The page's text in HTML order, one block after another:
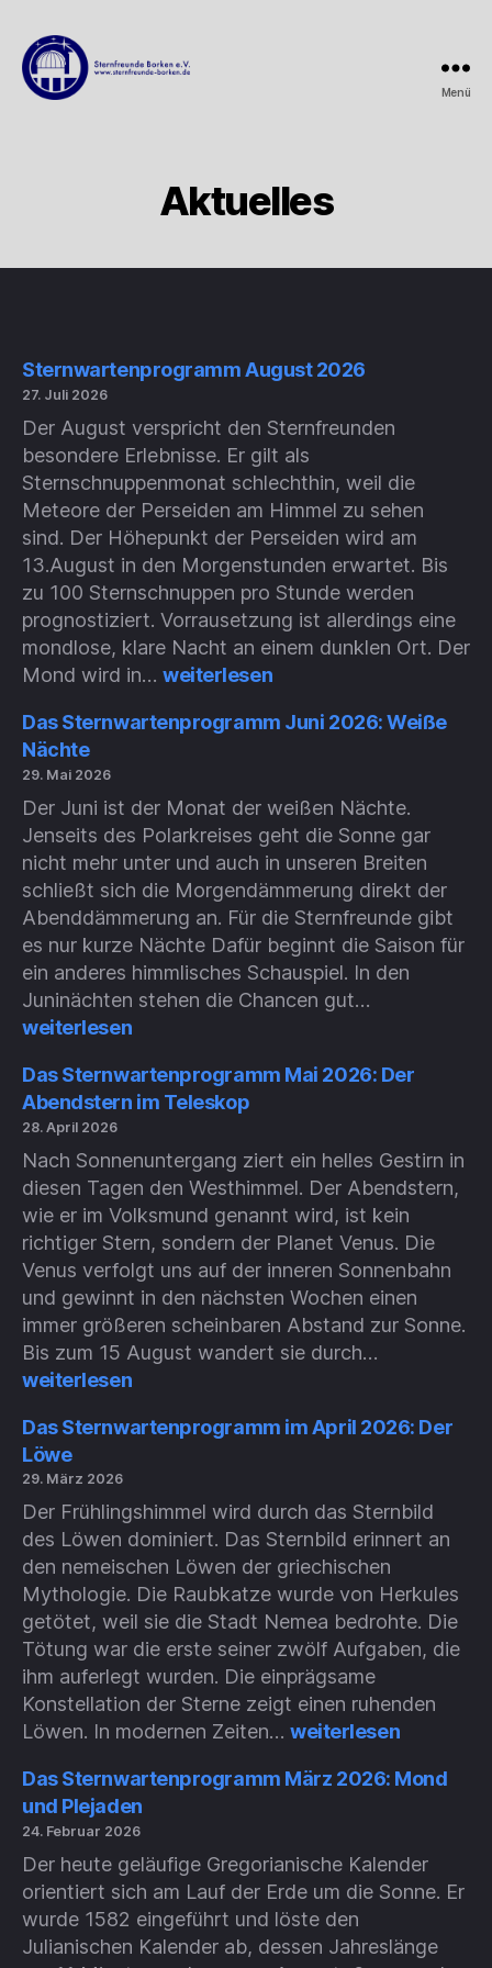
Menü
Aktuelles
Sternwartenprogramm August 2026
27. Juli 2026
Der August verspricht den Sternfreunden
besondere Erlebnisse. Er gilt als
Sternschnuppenmonat schlechthin, weil die
Meteore der Perseiden am Himmel zu sehen
sind. Der Höhepunkt der Perseiden wird am
13.August in den Morgenstunden erwartet. Bis
zu 100 Sternschnuppen pro Stunde werden
prognostiziert. Vorrausetzung ist allerdings eine
mondlose, klare Nacht an einem dunklen Ort. Der
Mond wird in… Sternwartenprogramm
2026
weiterlesen
Das Sternwartenprogramm Juni 2026: Weiße
Nächte
29. Mai 2026
Der Juni ist der Monat der weißen Nächte.
Jenseits des Polarkreises geht die Sonne gar
nicht mehr unter und auch in unseren Breiten
schließt sich die Morgendämmerung direkt der
Abenddämmerung an. Für die Sternfreunde gibt
es nur kurze Nächte Dafür beginnt die Saison für
ein anderes himmlisches Schauspiel. In den
Juninächten stehen die Chancen gut…
2026:
weiterlesen
Das Sternwartenprogramm Mai 2026: Der
Abendstern im Teleskop
28. April 2026
Nach Sonnenuntergang ziert ein helles Gestirn in
diesen Tagen den Westhimmel. Der Abendstern,
wie er im Volksmund genannt wird, ist kein
richtiger Stern, sondern der Planet Venus. Die
Venus verfolgt uns auf der inneren Sonnenbahn
und gewinnt in den nächsten Wochen einen
immer größeren scheinbaren Abstand zur Sonne.
Bis zum 15 August wandert sie durch…
2026:
Teleskop
weiterlesen
Das Sternwartenprogramm im April 2026: Der
Löwe
29. März 2026
Der Frühlingshimmel wird durch das Sternbild
des Löwen dominiert. Das Sternbild erinnert an
den nemeischen Löwen der griechischen
Mythologie. Die Raubkatze wurde von Herkules
getötet, weil sie die Stadt Nemea bedrohte. Die
Tötung war die erste seiner zwölf Aufgaben, die
ihm auferlegt wurden. Die einprägsame
Konstellation der Sterne zeigt einen ruhenden
Löwen. In modernen Zeiten… Das
im
Löwe
weiterlesen
Das Sternwartenprogramm März 2026: Mond
und Plejaden
24. Februar 2026
Der heute geläufige Gregorianische Kalender
orientiert sich am Lauf der Erde um die Sonne. Er
wurde 1582 eingeführt und löste den
Julianischen Kalender ab, dessen Jahreslänge